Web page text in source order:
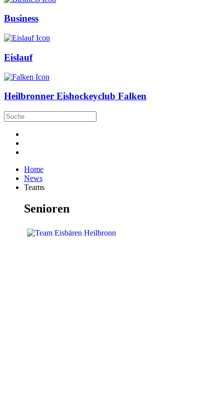
Business
Eislauf
Heilbronner Eishockeyclub Falken
Home
News
Teams
Senioren